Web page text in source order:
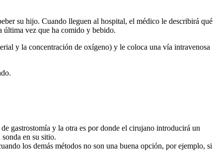
su hijo. Cuando lleguen al hospital, el médico le describirá qué
última vez que ha comido y bebido.
y la concentración de oxígeno) y le coloca una vía intravenosa
gastrostomía y la otra es por donde el cirujano introducirá un
en su sitio.
los demás métodos no son una buena opción, por ejemplo, si